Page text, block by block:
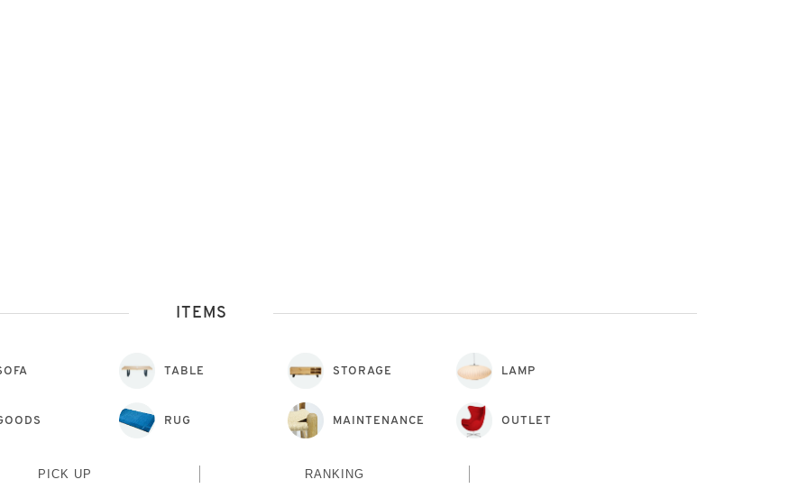
ITEMS
TABLE STORAGE LAMP
RUG MAINTENANCE OUTLET
PICK UP RANKING